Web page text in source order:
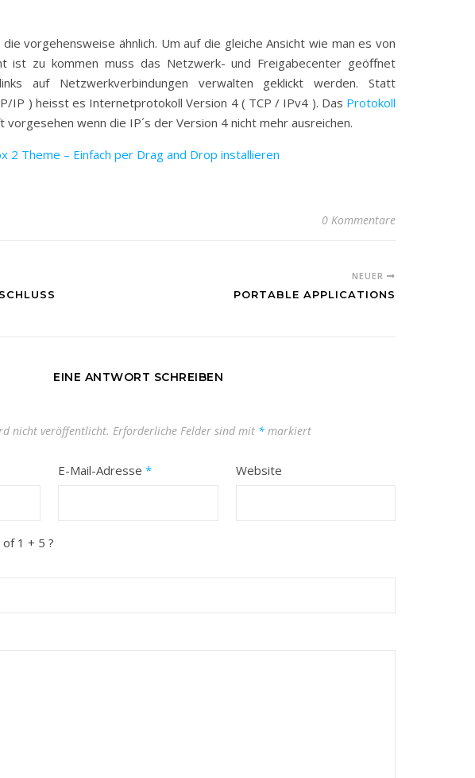
vorgehensweise ähnlich. Um auf die gleiche Ansicht wie man es von
ist zu kommen muss das Netzwerk- und Freigabecenter geöffnet
auf Netzwerkverbindungen verwalten geklickt werden. Statt
IP ) heisst es Internetprotokoll Version 4 ( TCP / IPv4 ). Das Protokoll
vorgesehen wenn die IP´s der Version 4 nicht mehr ausreichen.
2 Theme – Einfach per Drag and Drop installieren
0 Kommentare
NEUER
PORTABLE APPLICATIONS
EINE ANTWORT SCHREIBEN
nicht veröffentlicht. Erforderliche Felder sind mit * markiert
E-Mail-Adresse* Website
1 + 5 ?